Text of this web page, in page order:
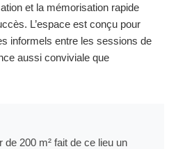
et la mémorisation rapide
L’espace est conçu pour
informels entre les sessions de
aussi conviviale que
de 200 m² fait de ce lieu un